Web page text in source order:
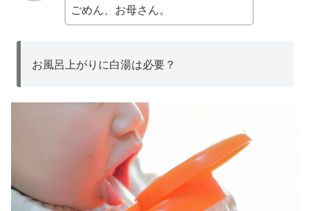
ごめん、お母さん。
お風呂上がりに白湯は必要？